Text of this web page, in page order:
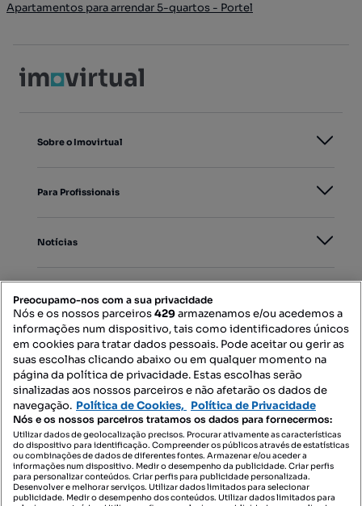
Apartamentos para arrendar 5-quartos - Portel
Sobre o Imovirtual
Para Profissionais
Notícias
Mapa do Site
Contacte-nos
SIGA-NOS:
Preocupamo-nos com a sua privacidade
Nós e os nossos parceiros429armazenamos e/ou acedemos a
informações num dispositivo, tais como identificadores únicos
em cookies para tratar dados pessoais. Pode aceitar ou gerir as
suas escolhas clicando abaixo ou em qualquer momento na
página da política de privacidade. Estas escolhas serão
sinalizadas aos nossos parceiros e não afetarão os dados de
navegação. Política de Cookies, Política de Privacidade
Nós e os nossos parceiros tratamos os dados para fornecermos:
Utilizar dados de geolocalização precisos. Procurar ativamente as características
do dispositivo para identificação. Compreender os públicos através de estatísticas
ou combinações de dados de diferentes fontes. Armazenar e/ou aceder a
informações num dispositivo. Medir o desempenho da publicidade. Criar perfis
para personalizar conteúdos. Criar perfis para publicidade personalizada.
Desenvolver e melhorar serviços. Utilizar dados limitados para selecionar
publicidade. Medir o desempenho dos conteúdos. Utilizar dados limitados para